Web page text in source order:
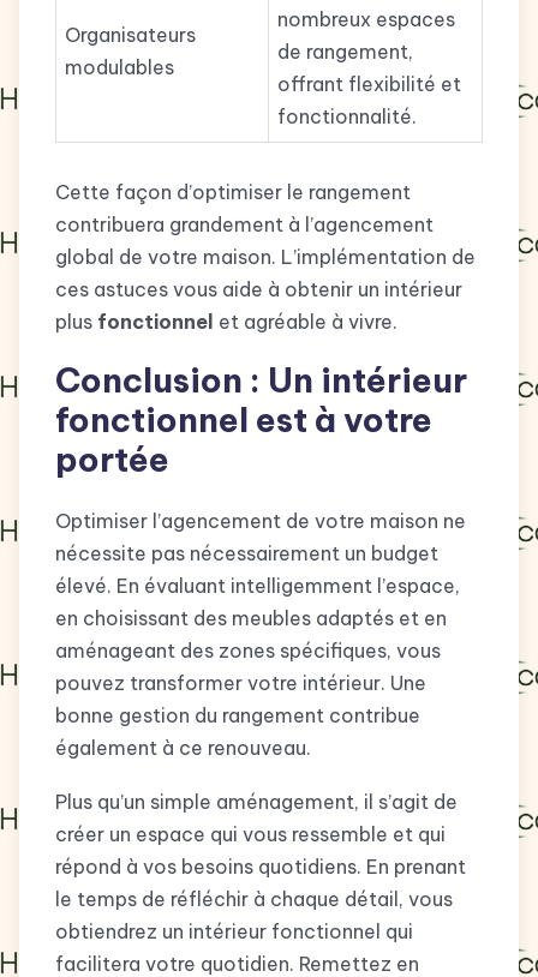
Organisateurs
modulables
nombreux espaces
de rangement,
offrant flexibilité et
fonctionnalité.
Cette façon d’optimiser le rangement
contribuera grandement à l’agencement
global de votre maison. L’implémentation de
ces astuces vous aide à obtenir un intérieur
plus fonctionnel et agréable à vivre.
Conclusion : Un intérieur
fonctionnel est à votre
portée
Optimiser l’agencement de votre maison ne
nécessite pas nécessairement un budget
élevé. En évaluant intelligemment l’espace,
en choisissant des meubles adaptés et en
aménageant des zones spécifiques, vous
pouvez transformer votre intérieur. Une
bonne gestion du rangement contribue
également à ce renouveau.
Plus qu’un simple aménagement, il s’agit de
créer un espace qui vous ressemble et qui
répond à vos besoins quotidiens. En prenant
le temps de réfléchir à chaque détail, vous
obtiendrez un intérieur fonctionnel qui
facilitera votre quotidien. Remettez en